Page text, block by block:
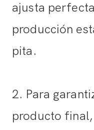
ajusta
producción
pita.
2. Para
producto